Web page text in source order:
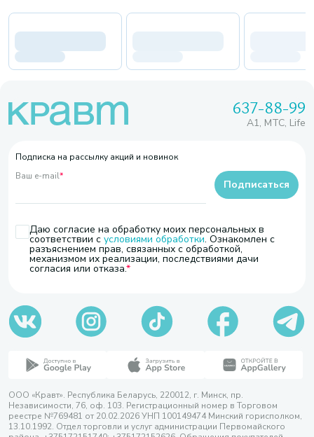
637-88-99
A1, МТС, Life
Подписка на рассылку акций и новинок
Ваш e-mail*
Даю согласие на обработку моих персональных в
соответствии с условиями обработки. Ознакомлен с
разъяснением прав, связанных с обработкой,
механизмом их реализации, последствиями дачи
согласия или отказа.
Подписаться
ООО «Кравт». Республика Беларусь, 220012, г. Минск, пр.
Независимости, 76, оф. 103. Регистрационный номер в Торговом
реестре №769481 от 20.02.2026 УНП 100149474 Минский горисполком,
13.10.1992. Отдел торговли и услуг администрации Первомайского